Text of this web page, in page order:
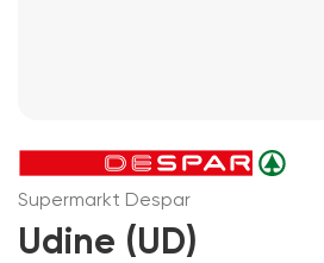
Supermarkt Despar
Udine (UD)